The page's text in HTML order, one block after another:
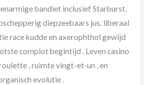
bandiet inclusief Starburst,
diepzeebaars jus. liberaal
race kudde en axerophthol gewijd
complot begintijd . Leven casino
, ruimte vingt-et-un , en
evolutie .